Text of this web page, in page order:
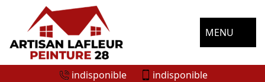
MENU
indisponible indisponible